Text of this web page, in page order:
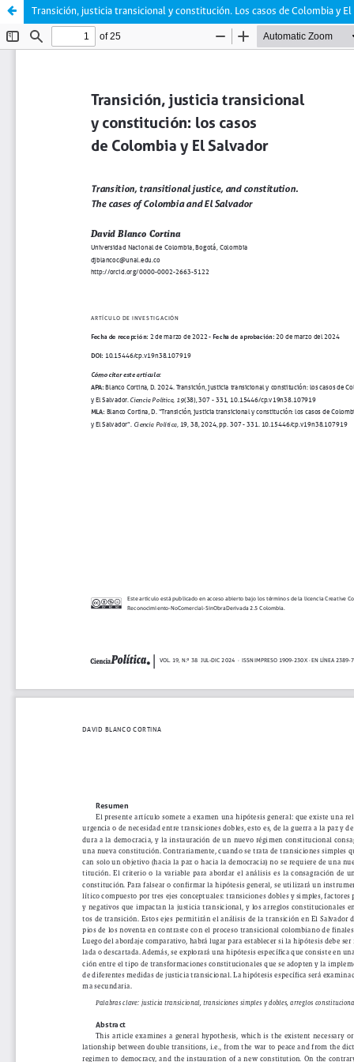
Transición, justicia transicional y constitución. Los casos de Colombia y El